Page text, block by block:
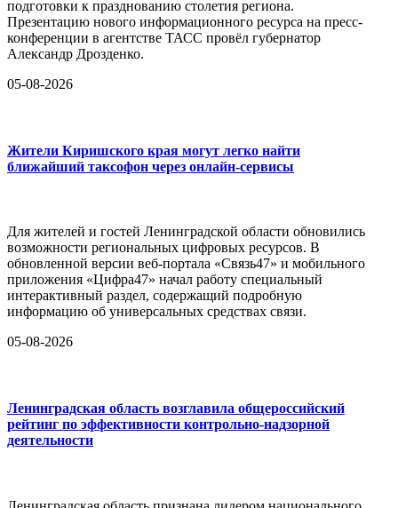
подготовки к празднованию столетия региона.
Презентацию нового информационного ресурса на пресс-
конференции в агентстве ТАСС провёл губернатор
Александр Дрозденко.
05-08-2026
Жители Киришского края могут легко найти
ближайший таксофон через онлайн-сервисы
Для жителей и гостей Ленинградской области обновились
возможности региональных цифровых ресурсов. В
обновленной версии веб-портала «Связь47» и мобильного
приложения «Цифра47» начал работу специальный
интерактивный раздел, содержащий подробную
информацию об универсальных средствах связи.
05-08-2026
Ленинградская область возглавила общероссийский
рейтинг по эффективности контрольно-надзорной
деятельности